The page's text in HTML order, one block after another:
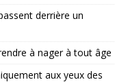
derrière un
à nager à tout âge
aux yeux des